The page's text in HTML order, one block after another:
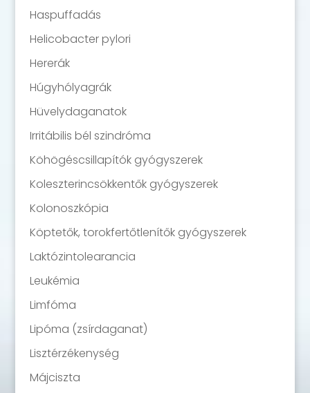
Haspuffadás
Helicobacter pylori
Hererák
Húgyhólyagrák
Hüvelydaganatok
Irritábilis bél szindróma
Köhögéscsillapítók gyógyszerek
Koleszterincsökkentők gyógyszerek
Kolonoszkópia
Köptetők, torokfertőtlenítők gyógyszerek
Laktózintolearancia
Leukémia
Limfóma
Lipóma (zsírdaganat)
Lisztérzékenység
Májciszta